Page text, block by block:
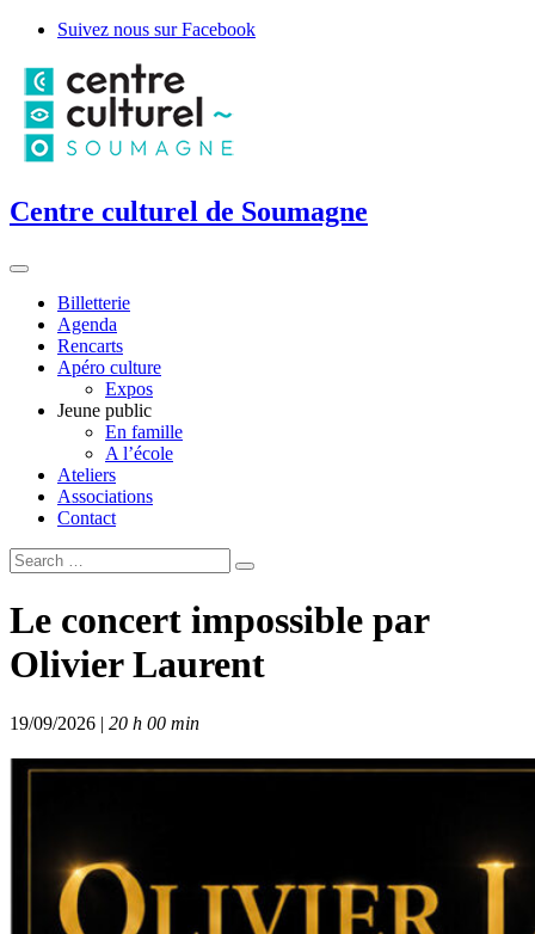
Suivez nous sur Facebook
Centre culturel de Soumagne
Billetterie
Agenda
Rencarts
Apéro culture
Expos
Jeune public
En famille
A l’école
Ateliers
Associations
Contact
Le concert impossible par
Olivier Laurent
19/09/2026 | 20 h 00 min